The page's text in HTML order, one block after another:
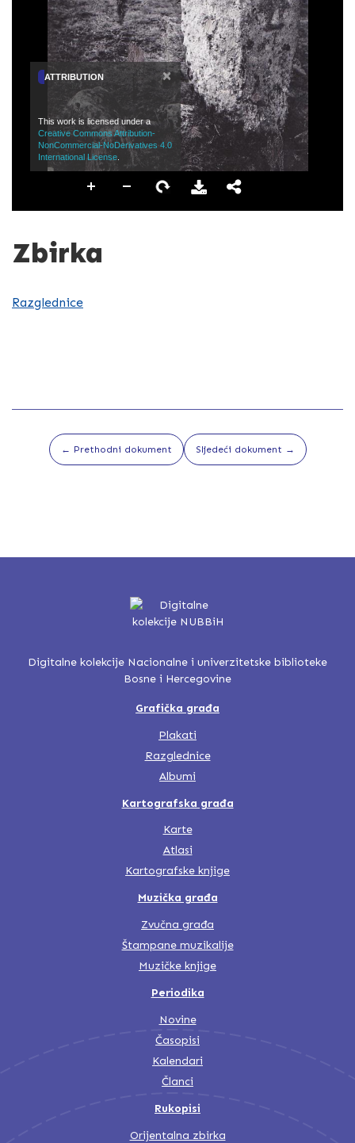
Zbirka
Razglednice
ATTRIBUTION ×
This work is licensed under a
Creative Commons Attribution-
NonCommercial-NoDerivatives 4.0
International License
← Prethodni dokument Sljedeći dokument →
Digitalne kolekcije Nacionalne i univerzitetske biblioteke
Bosne i Hercegovine
Grafička građa
Plakati
Razglednice
Albumi
Kartografska građa
Karte
Atlasi
Kartografske knjige
Muzička građa
Zvučna građa
Štampane muzikalije
Muzičke knjige
Periodika
Novine
Časopisi
Kalendari
Članci
Rukopisi
Orijentalna zbirka